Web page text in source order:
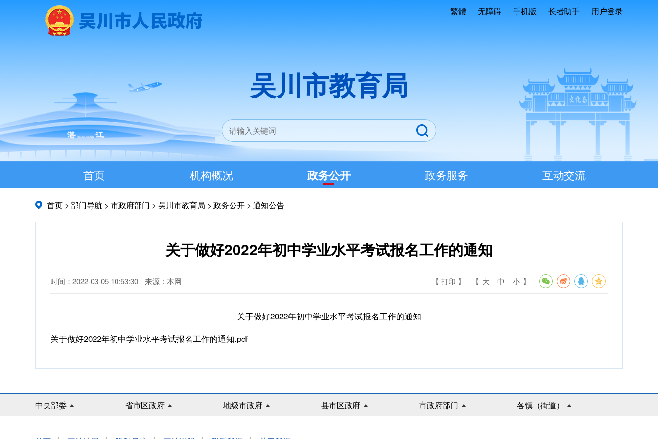
繁體 无障碍 手机版 长者助手 用户登录
吴川市教育局
首页 机构概况 政务公开 政务服务 互动交流
首页 > 部门导航 > 市政府部门 > 吴川市教育局 > 政务公开 > 通知公告
关于做好2022年初中学业水平考试报名工作的通知
时间：2022-03-05 10:53:30 来源：本网 【 打印 】 【 大 中 小 】
关于做好2022年初中学业水平考试报名工作的通知
关于做好2022年初中学业水平考试报名工作的通知.pdf
中央部委 省市区政府 地级市政府 县市区政府 市政府部门 各镇（街道）